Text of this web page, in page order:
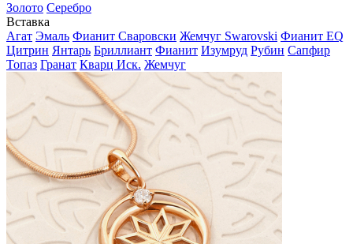
Золото Серебро
Вставка
Агат Эмаль Фианит Сваровски Жемчуг Swarovski Фианит EQ
Цитрин Янтарь Бриллиант Фианит Изумруд Рубин Сапфир
Топаз Гранат Кварц Иск. Жемчуг